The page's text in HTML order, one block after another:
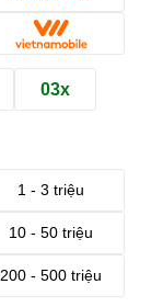
03x
1 - 3 triệu
10 - 50 triệu
200 - 500 triệu